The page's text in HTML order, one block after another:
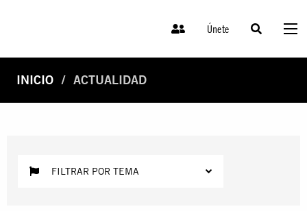
Únete
INICIO ACTUALIDAD
FILTRAR POR TEMA